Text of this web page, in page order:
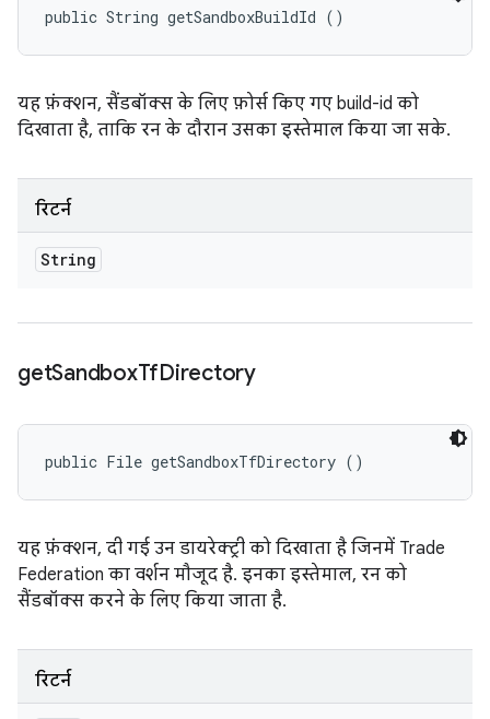
public String getSandboxBuildId ()
यह फ़ंक्शन, सैंडबॉक्स के लिए फ़ोर्स किए गए build-id को
दिखाता है, ताकि रन के दौरान उसका इस्तेमाल किया जा सके.
रिटर्न
String
getSandboxTfDirectory
public File getSandboxTfDirectory ()
यह फ़ंक्शन, दी गई उन डायरेक्ट्री को दिखाता है जिनमें Trade
Federation का वर्शन मौजूद है. इनका इस्तेमाल, रन को
सैंडबॉक्स करने के लिए किया जाता है.
रिटर्न